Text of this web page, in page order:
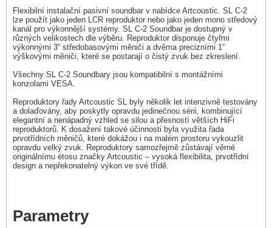
Flexibilní instalační pasivní soundbar v nabídce Artcoustic. SL C-2
lze použít jako jeden LCR reproduktor nebo jako jeden mono středový
kanál pro výkonnější systémy. SL C-2 Soundbar je dostupný v
různých velikostech dle výběru. Reproduktor disponuje čtyřmi
výkonnými 3“ středobasovými měniči a dvěma precizními 1“
výškovými měniči, které se postarají o čistý zvuk bez zkreslení.
Všechny SL C-2 Soundbary jsou kompatibilní s montážními
konzolami VESA.
Reproduktory řady Artcoustic SL byly několik let intenzivně testovány
a dolaďovány, aby poskytly opravdu jedinečnou sérii, kombinující
elegantní a nenápadný vzhled se silou a přesností větších HiFi
reproduktorů. K dosažení takové účinnosti byla využita řada
prvotřídních měničů, které dokážou i na malém prostoru vykouzlit
opravdu velký zvuk. Reproduktory samozřejmě zůstávají věrné
originálnímu étosu značky Artcoustic – vysoká flexibilita, prvotřídní
design a nepřekonatelný výkon ve své třídě.
Parametry